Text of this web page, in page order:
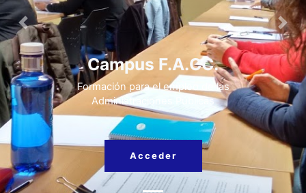
Campus F.A.CC.
Formación para el empleo de las
Administraciones Públicas
Acceder
Previous Next